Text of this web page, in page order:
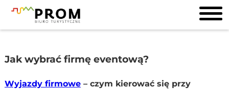
Jak wybrać firmę eventową?
Wyjazdy firmowe– czym kierować się przy